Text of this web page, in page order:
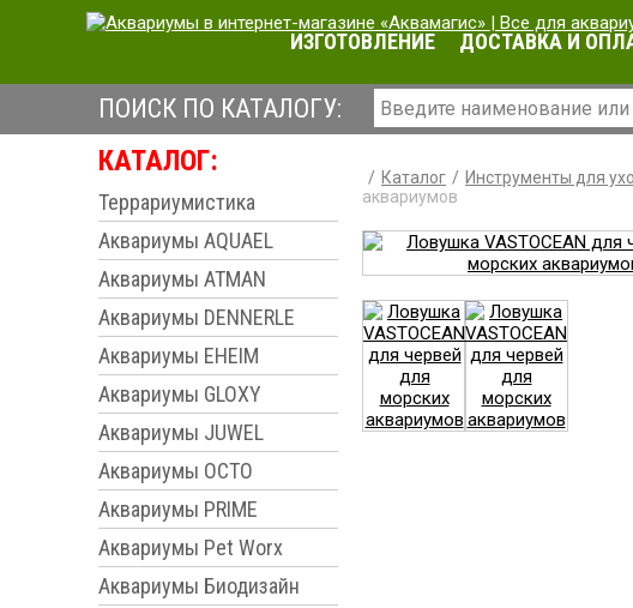
ИЗГОТОВЛЕНИЕ ДОСТАВКА И
ПОИСК ПО КАТАЛОГУ:
КАТАЛОГ:
Террариумистика
Аквариумы AQUAEL
Аквариумы ATMAN
Аквариумы DENNERLE
Аквариумы EHEIM
Аквариумы GLOXY
Аквариумы JUWEL
Аквариумы OCTO
Аквариумы PRIME
Аквариумы Pet Worx
Аквариумы Биодизайн
Каталог Инструменты для
аквариумов